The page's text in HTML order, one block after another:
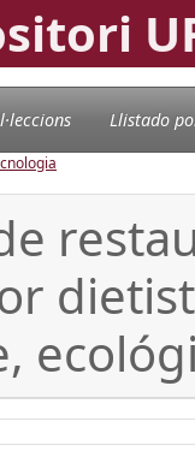
Llistado